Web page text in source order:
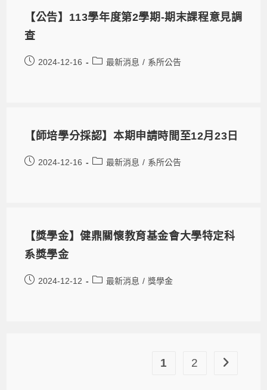
【公告】113學年度第2學期-期末課程意見調
查
2024-12-16 最新消息 / 系所公告
【師培學分採認】本期申請時間至12月23日
2024-12-16 最新消息 / 系所公告
【獎學金】健鼎關懷教育基金會大學特定科
系獎學金
2024-12-12 最新消息 / 獎學金
1 2